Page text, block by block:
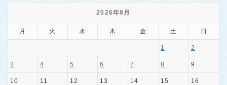
2026年8月
月 火 水 木 金 土 日
1 2
3 4 5 6 7 8 9
10 11 12 13 14 15 16